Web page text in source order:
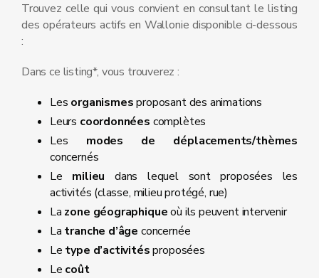
Trouvez celle qui vous convient en consultant le listing
des opérateurs actifs en Wallonie disponible ci-dessous
:
Dans ce listing*, vous trouverez :
Les organismesproposant des animations
Leurs coordonnées complètes
Les modes de déplacements/thèmes
concernés
Le milieu dans lequel sont proposées les
activités (classe, milieu protégé, rue)
La zone géographiqueoù ils peuvent intervenir
La tranche d’âge concernée
Le type d’activitésproposées
Le coût